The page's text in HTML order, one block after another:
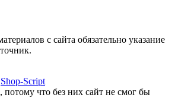
с сайта обязательно указание
Shop-Script
, потому что без них сайт не смог бы